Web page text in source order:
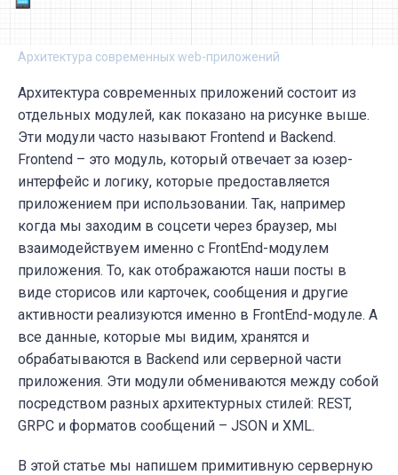
Архитектура современных web-приложений
Архитектура современных приложений состоит из
отдельных модулей, как показано на рисунке выше.
Эти модули часто называют Frontend и Backend.
Frontend – это модуль, который отвечает за юзер-
интерфейс и логику, которые предоставляется
приложением при использовании. Так, например
когда мы заходим в соцсети через браузер, мы
взаимодействуем именно с FrontEnd-модулем
приложения. То, как отображаются наши посты в
виде сторисов или карточек, сообщения и другие
активности реализуются именно в FrontEnd-модуле. А
все данные, которые мы видим, хранятся и
обрабатываются в Backend или серверной части
приложения. Эти модули обмениваются между собой
посредством разных архитектурных стилей: REST,
GRPC и форматов сообщений – JSON и XML.
В этой статье мы напишем примитивную серверную